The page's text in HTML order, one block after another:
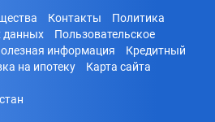
Контакты
Политика
данных
Пользовательское
информация
Кредитный
на ипотеку Карта сайта